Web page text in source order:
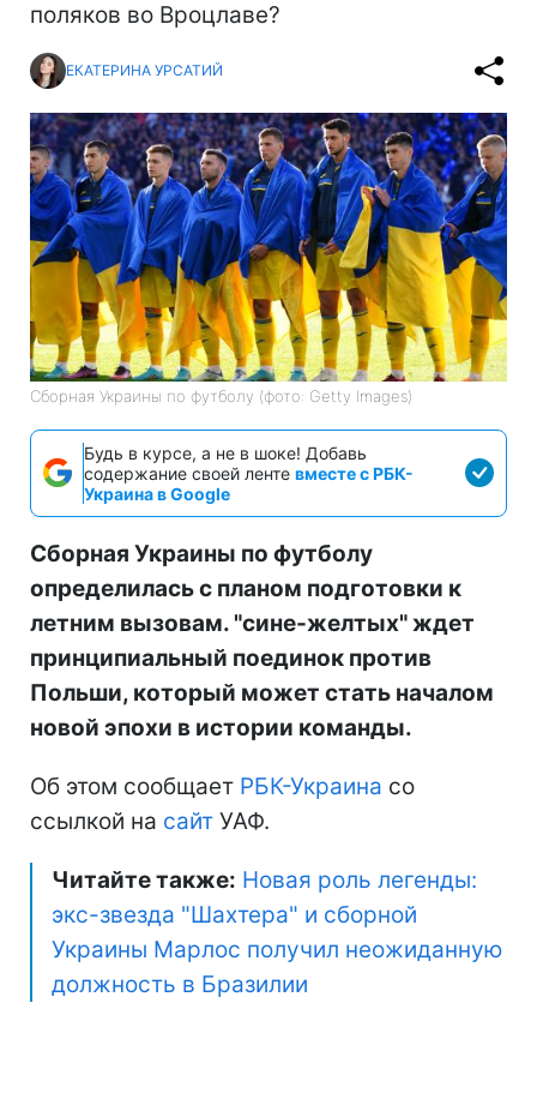
поляков во Вроцлаве?
ЕКАТЕРИНА УРСАТИЙ
Сборная Украины по футболу (фото: Getty Images)
Будь в курсе, а не в шоке! Добавь
содержание своей ленте вместе с РБК-
Украина в Google
Сборная Украины по футболу
определилась с планом подготовки к
летним вызовам. "сине-желтых" ждет
принципиальный поединок против
Польши, который может стать началом
новой эпохи в истории команды.
Об этом сообщает РБК-Украина со
ссылкой на сайт УАФ.
Читайте также: Новая роль легенды:
экс-звезда "Шахтера" и сборной
Украины Марлос получил неожиданную
должность в Бразилии